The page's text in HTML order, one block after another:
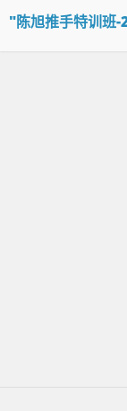
"陈旭推手特训班